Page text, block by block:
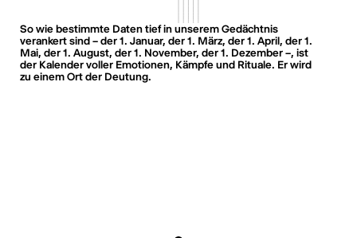
So wie bestimmte Daten tief in unserem Gedächtnis
verankert sind – der 1. Januar, der 1. März, der 1. April, der 1.
Mai, der 1. August, der 1. November, der 1. Dezember –, ist
der Kalender voller Emotionen, Kämpfe und Rituale. Er wird
zu einem Ort der Deutung.